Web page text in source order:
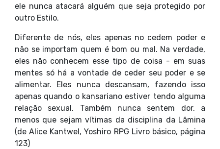
ele nunca atacará alguém que seja protegido por
outro Estilo.
Diferente de nós, eles apenas no cedem poder e
não se importam quem é bom ou mal. Na verdade,
eles não conhecem esse tipo de coisa - em suas
mentes só há a vontade de ceder seu poder e se
alimentar. Eles nunca descansam, fazendo isso
apenas quando o kansariano estiver tendo alguma
relação sexual. Também nunca sentem dor, a
menos que sejam vítimas da disciplina da Lâmina
(de Alice Kantwel, Yoshiro RPG Livro básico, página
123)